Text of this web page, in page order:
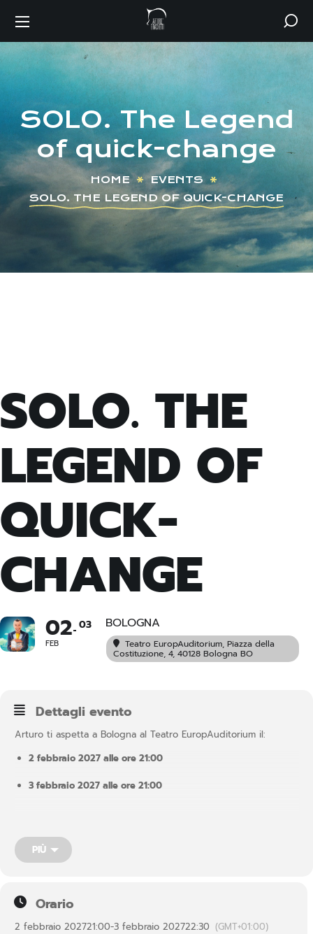
SOLO. The Legend
of quick-change
HOME
EVENTS
SOLO. THE LEGEND OF QUICK-CHANGE
SOLO. THE
LEGEND OF
QUICK-
CHANGE
02
FEB
03 BOLOGNA
Teatro EuropAuditorium, Piazza della
Costituzione, 4, 40128 Bologna BO
Dettagli evento
Arturo ti aspetta a Bologna al Teatro EuropAuditorium il:
2 febbraio 2027 alle ore 21:00
3 febbraio 2027 alle ore 21:00
cui il sopra diventa il sotto e le scale si scendono per salire.
Dentro ciascuno di noi esiste una casa come questa, dove
ognuna delle stanze racconta un aspetto diverso del nostro
PIÙ
Orario
2 febbraio 202721:00-3 febbraio 202722:30 (GMT+01:00)